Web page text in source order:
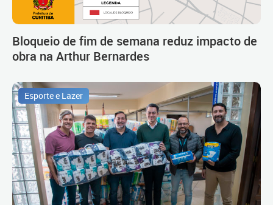
Bloqueio de fim de semana reduz impacto de
obra na Arthur Bernardes
Esporte e Lazer